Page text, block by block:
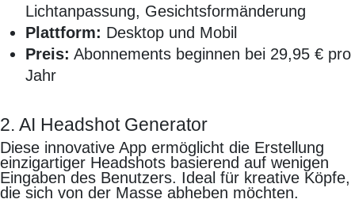
Lichtanpassung, Gesichtsformänderung
Plattform: Desktop und Mobil
Preis: Abonnements beginnen bei 29,95 € pro
Jahr
2. AI Headshot Generator
Diese innovative App ermöglicht die Erstellung
einzigartiger Headshots basierend auf wenigen
Eingaben des Benutzers. Ideal für kreative Köpfe,
die sich von der Masse abheben möchten.